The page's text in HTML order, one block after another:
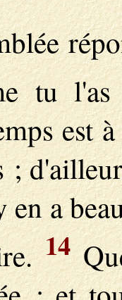
tu
est
;
a
14